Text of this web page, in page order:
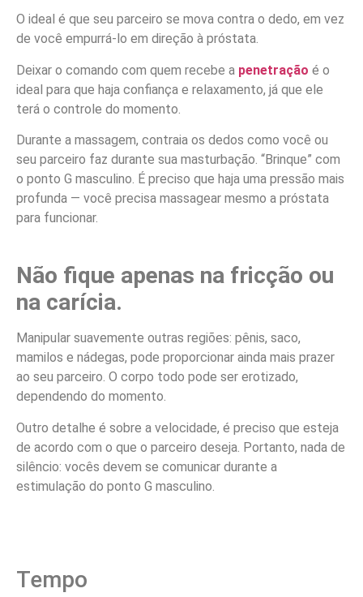
O ideal é que seu parceiro se mova contra o dedo, em vez
de você empurrá-lo em direção à próstata.
Deixar o comando com quem recebe a penetração é o
ideal para que haja confiança e relaxamento, já que ele
terá o controle do momento.
Durante a massagem, contraia os dedos como você ou
seu parceiro faz durante sua masturbação. “Brinque” com
o ponto G masculino. É preciso que haja uma pressão mais
profunda — você precisa massagear mesmo a próstata
para funcionar.
Não fique apenas na fricção ou
na carícia.
Manipular suavemente outras regiões: pênis, saco,
mamilos e nádegas, pode proporcionar ainda mais prazer
ao seu parceiro. O corpo todo pode ser erotizado,
dependendo do momento.
Outro detalhe é sobre a velocidade, é preciso que esteja
de acordo com o que o parceiro deseja. Portanto, nada de
silêncio: vocês devem se comunicar durante a
estimulação do ponto G masculino.
Tempo